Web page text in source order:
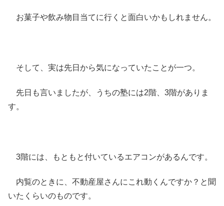
お菓子や飲み物目当てに行くと面白いかもしれません。
そして、実は先日から気になっていたことが一つ。
先日も言いましたが、うちの塾には2階、3階がありま
す。
3階には、もともと付いているエアコンがあるんです。
内覧のときに、不動産屋さんにこれ動くんですか？と聞
いたくらいのものです。